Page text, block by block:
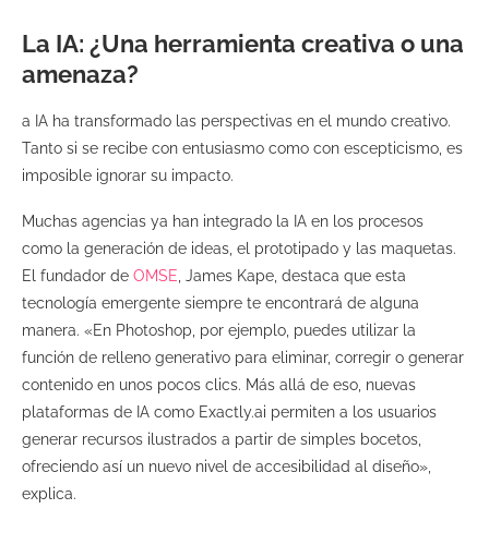
La IA: ¿Una herramienta creativa o una
amenaza?
a IA ha transformado las perspectivas en el mundo creativo.
Tanto si se recibe con entusiasmo como con escepticismo, es
imposible ignorar su impacto.
Muchas agencias ya han integrado la IA en los procesos
como la generación de ideas, el prototipado y las maquetas.
El fundador de OMSE , James Kape, destaca que esta
tecnología emergente siempre te encontrará de alguna
manera. «En Photoshop, por ejemplo, puedes utilizar la
función de relleno generativo para eliminar, corregir o generar
contenido en unos pocos clics. Más allá de eso, nuevas
plataformas de IA como Exactly.ai permiten a los usuarios
generar recursos ilustrados a partir de simples bocetos,
ofreciendo así un nuevo nivel de accesibilidad al diseño»,
explica.